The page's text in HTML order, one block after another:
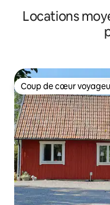
Locations
Coup de cœur
Coup de cœur